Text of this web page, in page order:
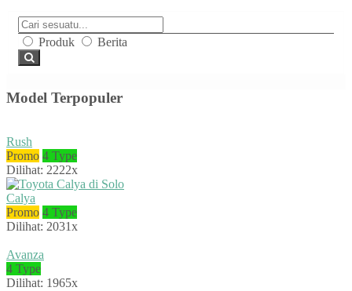
Produk Berita
Model Terpopuler
Rush
Promo 4 Type
Dilihat: 2222x
Calya
Promo 4 Type
Dilihat: 2031x
Avanza
4 Type
Dilihat: 1965x